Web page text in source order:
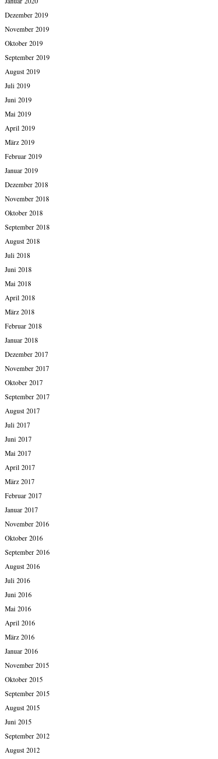
Dezember 2019
November 2019
Oktober 2019
September 2019
August 2019
Juli 2019
Juni 2019
Mai 2019
April 2019
März 2019
Februar 2019
Januar 2019
Dezember 2018
November 2018
Oktober 2018
September 2018
August 2018
Juli 2018
Juni 2018
Mai 2018
April 2018
März 2018
Februar 2018
Januar 2018
Dezember 2017
November 2017
Oktober 2017
September 2017
August 2017
Juli 2017
Juni 2017
Mai 2017
April 2017
März 2017
Februar 2017
Januar 2017
November 2016
Oktober 2016
September 2016
August 2016
Juli 2016
Juni 2016
Mai 2016
April 2016
März 2016
Januar 2016
November 2015
Oktober 2015
September 2015
August 2015
Juni 2015
September 2012
August 2012